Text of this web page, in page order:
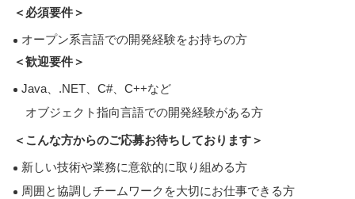
＜必須要件＞
オープン系言語での開発経験をお持ちの方
＜歓迎要件＞
Java、.NET、C#、C++など
オブジェクト指向言語での開発経験がある方
＜こんな方からのご応募お待ちしております＞
新しい技術や業務に意欲的に取り組める方
周囲と協調しチームワークを大切にお仕事できる方